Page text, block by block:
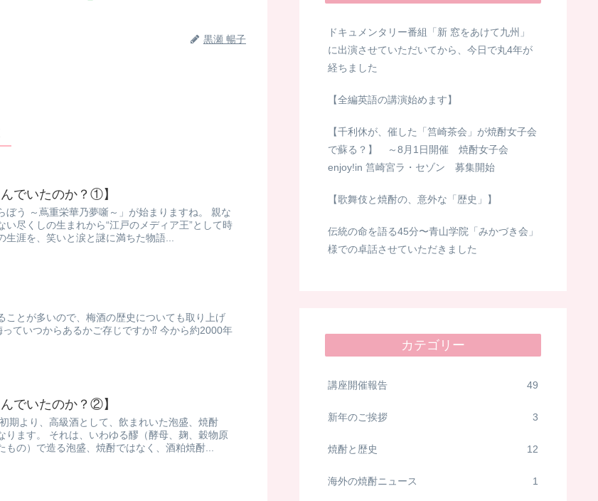
黒瀬 暢子
でいたのか？①】
ぼう ～蔦重栄華乃夢噺～」が始まりますね。 親な
い尽くしの生まれから“江戸のメディア王”として時
生涯を、笑いと涙と謎に満ちた物語...
ことが多いので、梅酒の歴史についても取り上げ
ていつからあるかご存じですか⁉️ 今から約2000年
でいたのか？②】
期より、高級酒として、飲まれいた泡盛、焼酎
ります。 それは、いわゆる醪（酵母、麹、穀物原
の）で造る泡盛、焼酎ではなく、酒粕焼酎...
ドキュメンタリー番組「新 窓をあけて九州」
に出演させていただいてから、今日で丸4年が
経ちました
【全編英語の講演始めます】
【千利休が、催した「筥崎茶会」が焼酎女子会
で蘇る？】 ～8月1日開催 焼酎女子会
enjoy!in 筥崎宮ラ・セゾン 募集開始
【歌舞伎と焼酎の、意外な「歴史」】
伝統の命を語る45分〜青山学院「みかづき会」
様での卓話させていただきました
カテゴリー
講座開催報告 49
新年のご挨拶 3
焼酎と歴史 12
海外の焼酎ニュース 1